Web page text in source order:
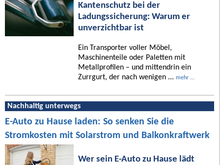
Kantenschutz bei der
Ladungssicherung: Warum er
unverzichtbar ist
Ein Transporter voller Möbel,
Maschinenteile oder Paletten mit
Metallprofilen – und mittendrin ein
Zurrgurt, der nach wenigen ... mehr ...
Nachhaltig unterwegs
E-Auto zu Hause laden: So senken Sie die
Stromkosten mit Solarstrom und Balkonkraftwerk
Wer sein E-Auto zu Hause lädt